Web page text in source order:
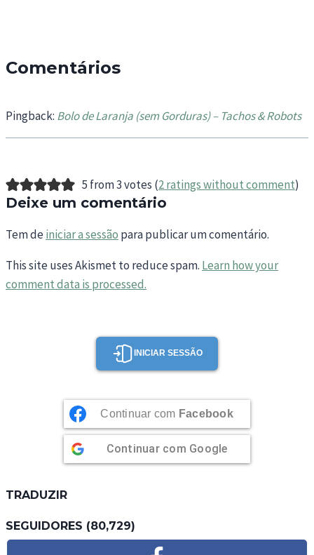
Comentários
Pingback: Bolo de Laranja (sem Gorduras) – Tachos & Robots
5 from 3 votes (2 ratings without comment)
Deixe um comentário
Tem deiniciar a sessão para publicar um comentário.
This site uses Akismet to reduce spam. Learn how your
comment data is processed.
INICIAR SESSÃO
Continuar com Facebook
Continuar com Google
TRADUZIR
SEGUIDORES (80,729)